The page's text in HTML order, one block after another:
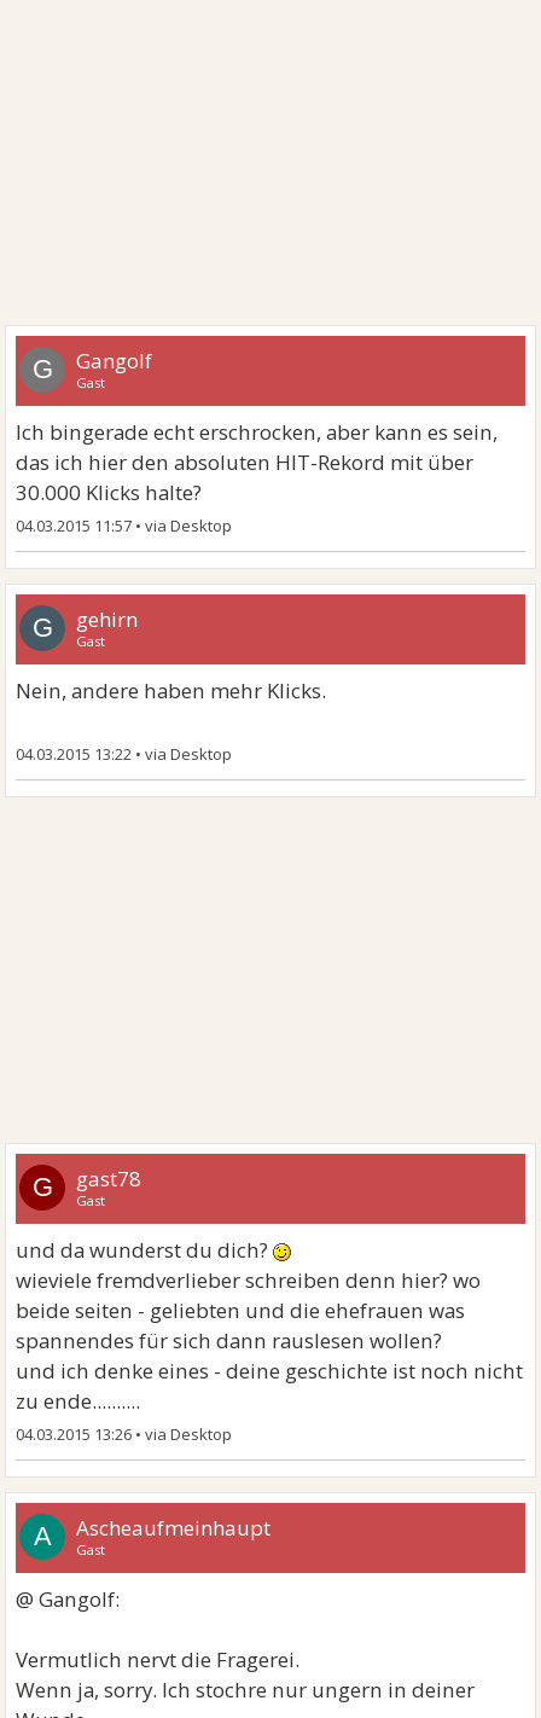
G Gangolf
Gast
Ich bingerade echt erschrocken, aber kann es sein,
das ich hier den absoluten HIT-Rekord mit über
30.000 Klicks halte?
04.03.2015 11:57 •
G gehirn
Gast
Nein, andere haben mehr Klicks.
04.03.2015 13:22 •
G gast78
Gast
und da wunderst du dich?
wieviele fremdverlieber schreiben denn hier? wo
beide seiten - geliebten und die ehefrauen was
spannendes für sich dann rauslesen wollen?
und ich denke eines - deine geschichte ist noch nicht
zu ende..........
04.03.2015 13:26 •
A Ascheaufmeinhaupt
Gast
@ Gangolf:
Vermutlich nervt die Fragerei.
Wenn ja, sorry. Ich stochre nur ungern in deiner